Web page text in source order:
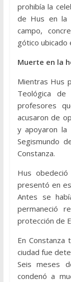
prohibía la
de Hus en la
campo,
gótico ubicado
Muerte en la
Mientras Hus
Teológica
profesores
acusaron de
y apoyaron la
Segismundo
Constanza.
Hus
presentó en
Antes se
permaneció
protección de
En Constanza
ciudad fue
Seis meses
condenó a